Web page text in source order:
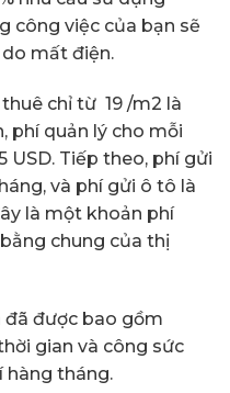
công việc của bạn sẽ
mất điện.
chỉ từ 19 /m2 là
phí quản lý cho mỗi
USD. Tiếp theo, phí gửi
và phí gửi ô tô là
là một khoản phí
chung của thị
đã được bao gồm
gian và công sức
hàng tháng.